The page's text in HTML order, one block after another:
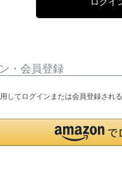
・会員登録
してログインまたは会員登録され